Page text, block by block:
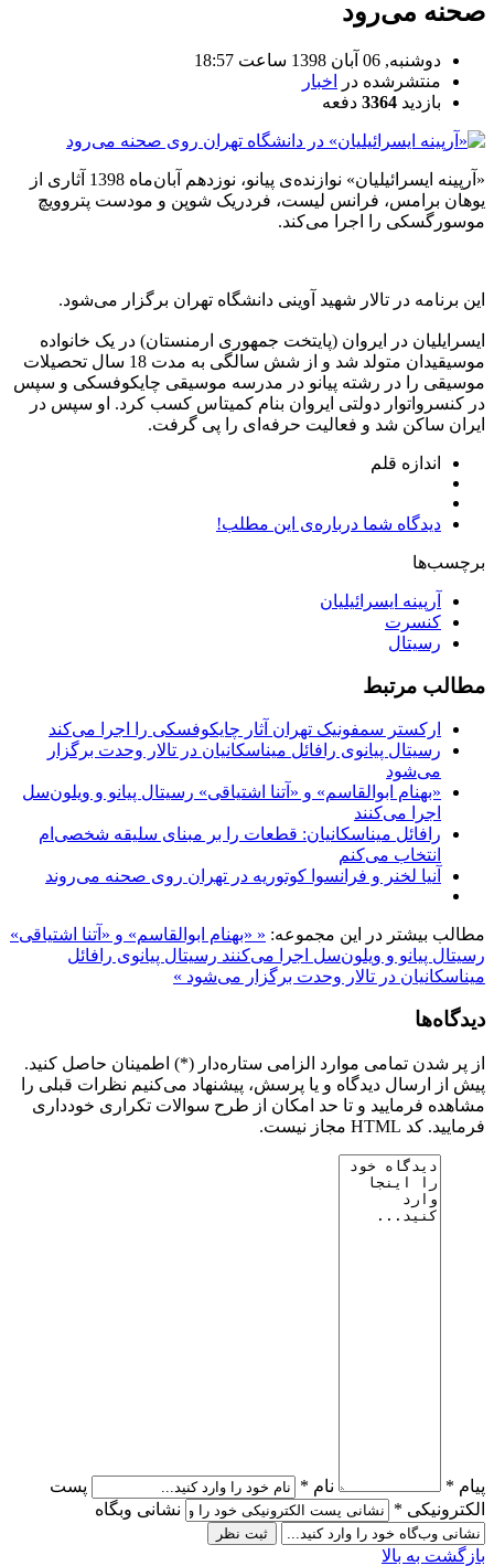
صحنه می‌رود
دوشنبه, 06 آبان 1398 ساعت 18:57
منتشرشده در
اخبار
بازدید 3364 دفعه
«آرپینه ایسرائیلیان» نوازنده‌ی پیانو، نوزدهم آبان‌ماه 1398 آثاری از
یوهان برامس، فرانس لیست، فردریک شوپن و مودست پتروویچ
موسورگسکی را اجرا می‌کند.
این برنامه در تالار شهید آوینی دانشگاه تهران برگزار می‌شود.
ایسرایلیان در ایروان (پایتخت جمهوری ارمنستان) در یک خانواده
موسیقیدان متولد شد و از شش سالگی به مدت 18 سال تحصیلات
موسیقی را در رشته پیانو در مدرسه موسیقی چایکوفسکی و سپس
در کنسرواتوار دولتی ایروان بنام کمیتاس کسب کرد. او سپس در
ایران ساکن شد و فعالیت حرفه‌ای را پی گرفت.
اندازه قلم
دیدگاه شما درباره‌ی این مطلب!
برچسب‌ها
آرپینه ایسرائیلیان
کنسرت
رسیتال
مطالب مرتبط
ارکستر سمفونیک تهران آثار چایکوفسکی را اجرا می‌کند
رسیتال پیانوی رافائل میناسکانیان در تالار وحدت برگزار
می‌شود
«بهنام ابوالقاسم» و «آتنا اشتیاقی» رسیتال پیانو و ویلون‌سل
اجرا می‌کنند
رافائل میناسکانیان: قطعات را بر مبنای سلیقه شخصی‌ام
انتخاب می‌کنم
آنیا لخنر و فرانسوا کوتوریه در تهران روی صحنه می‌روند
مطالب بیشتر در این مجموعه: « «بهنام ابوالقاسم» و «آتنا اشتیاقی»
رسیتال پیانو و ویلون‌سل اجرا می‌کنند رسیتال پیانوی رافائل
میناسکانیان در تالار وحدت برگزار می‌شود »
دیدگاه‌ها
از پر شدن تمامی موارد الزامی ستاره‌دار (*) اطمینان حاصل کنید.
پیش از ارسال دیدگاه و یا پرسش، پیشنهاد می‌کنیم نظرات قبلی را
مشاهده فرمایید و تا حد امکان از طرح سوالات تکراری خودداری
فرمایید. کد HTML مجاز نیست.
پیام * نام *
پست
الکترونیکی *
نشانی وبگاه
بازگشت به بالا